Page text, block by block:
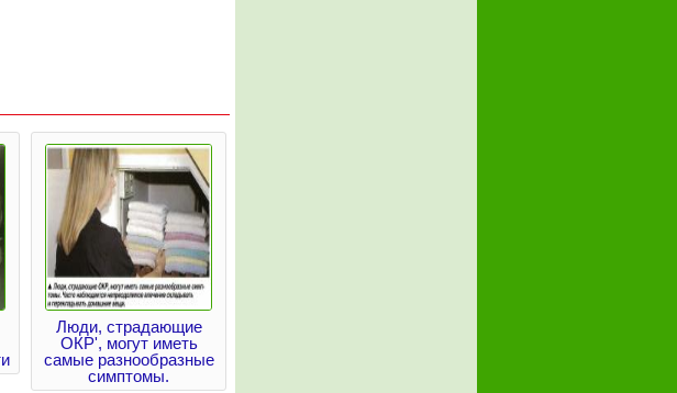
Люди, страдающие
ОКР', могут иметь
самые разнообразные
симптомы.